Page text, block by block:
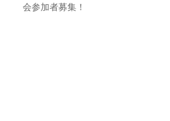
会参加者募集！